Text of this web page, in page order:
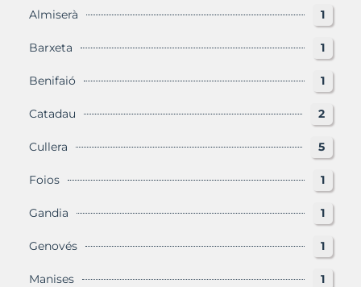
Almiserà 1
Barxeta 1
Benifaió 1
Catadau 2
Cullera 5
Foios 1
Gandia 1
Genovés 1
Manises 1